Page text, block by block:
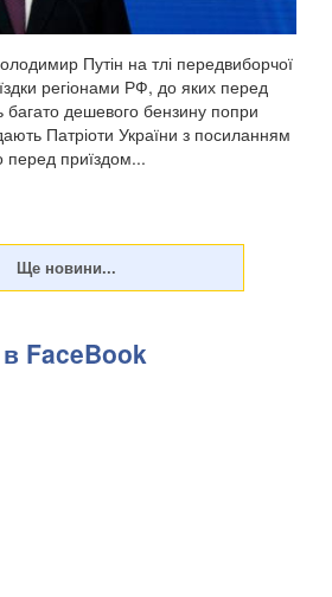
Путін на тлі передвиборчої
регіонами РФ, до яких перед
багато дешевого бензину попри
Патріоти України з посиланням
приїздом...
в FaceBook